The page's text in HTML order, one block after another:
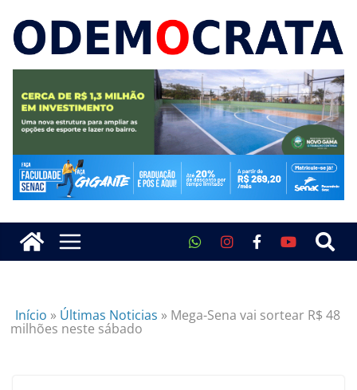
Início » Últimas Noticias » Mega-Sena vai sortear R$ 48
milhões neste sábado